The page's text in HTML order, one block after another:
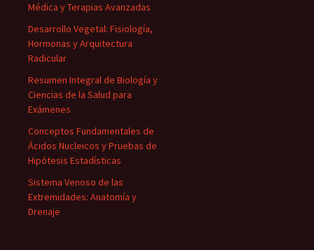
Médica y Terapias Avanzadas
Desarrollo Vegetal: Fisiología,
Hormonas y Arquitectura
Radicular
Resumen Integral de Biología y
Ciencias de la Salud para
Exámenes
Conceptos Fundamentales de
Ácidos Nucleicos y Pruebas de
Hipótesis Estadísticas
Sistema Venoso de las
Extremidades: Anatomía y
Drenaje